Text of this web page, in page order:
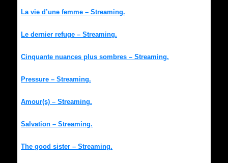
La vie d’une femme – Streaming.
Le dernier refuge – Streaming.
Cinquante nuances plus sombres – Streaming.
Pressure – Streaming.
Amour(s) – Streaming.
Salvation – Streaming.
The good sister – Streaming.